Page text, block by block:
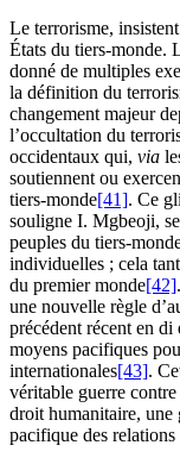
Le terrorisme,
États du tiers-monde.
donné de multiples
la définition du
changement majeur
l’occultation du
occidentaux qui, via
soutiennent ou
tiers-monde[41]. Ce
souligne I. Mgbeoji,
peuples du tiers-
individuelles ; cela
du premier monde[42]
une nouvelle règle
précédent récent en di
moyens pacifiques
internationales[43].
véritable guerre
droit humanitaire, une
pacifique des relations